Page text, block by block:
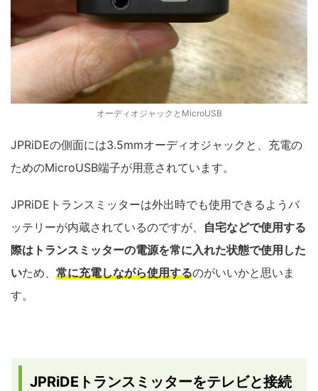
オーディオジャックとMicroUSB
JPRiDEの側面には3.5mmオーディオジャックと、充電の
ためのMicroUSB端子が用意されています。
JPRiDEトランスミッターは外出時でも使用できるようバ
ッテリーが内蔵されているのですが、 自宅などで使用する
際はトランスミッターの電源を常に入れた状態で使用した
いため、 常に充電しながら使用するのがいいかと思いま
す。
JPRiDEトランスミッターをテレビと接続